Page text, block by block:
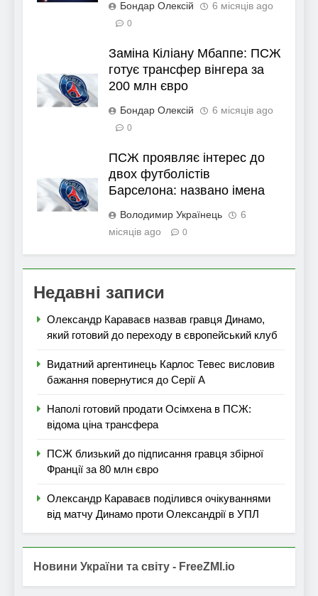
Бондар Олексій 6 місяців ago
0
Заміна Кіліану Мбаппе: ПСЖ
готує трансфер вінгера за
200 млн євро
Бондар Олексій 6 місяців ago
0
ПСЖ проявляє інтерес до
двох футболістів
Барселона: названо імена
Володимир Українець
6
місяців ago
0
Недавні записи
Олександр Караваєв назвав гравця Динамо,
який готовий до переходу в європейський клуб
Видатний аргентинець Карлос Тевес висловив
бажання повернутися до Серії А
Наполі готовий продати Осімхена в ПСЖ:
відома ціна трансфера
ПСЖ близький до підписання гравця збірної
Франції за 80 млн євро
Олександр Караваєв поділився очікуваннями
від матчу Динамо проти Олександрії в УПЛ
Новини України та світу - FreeZMI.io